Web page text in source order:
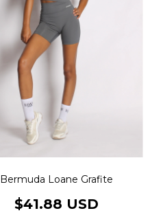
Bermuda Loane Grafite
$41.88 USD